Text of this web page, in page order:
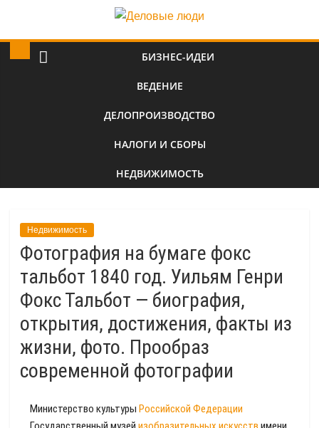
БИЗНЕС-ИДЕИ
ВЕДЕНИЕ
ДЕЛОПРОИЗВОДСТВО
НАЛОГИ И СБОРЫ
НЕДВИЖИМОСТЬ
Недвижимость
Фотография на бумаге фокс
тальбот 1840 год. Уильям Генри
Фокс Тальбот — биография,
открытия, достижения, факты из
жизни, фото. Прообраз
современной фотографии
Министерство культуры Российской Федерации